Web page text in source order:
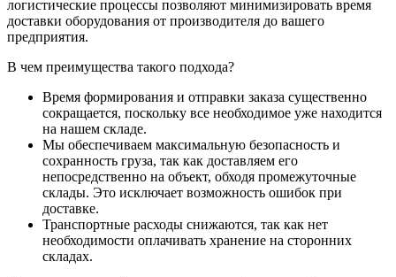
логистические процессы позволяют минимизировать время
доставки оборудования от производителя до вашего
предприятия.
В чем преимущества такого подхода?
Время формирования и отправки заказа существенно
сокращается, поскольку все необходимое уже находится
на нашем складе.
Мы обеспечиваем максимальную безопасность и
сохранность груза, так как доставляем его
непосредственно на объект, обходя промежуточные
склады. Это исключает возможность ошибок при
доставке.
Транспортные расходы снижаются, так как нет
необходимости оплачивать хранение на сторонних
складах.